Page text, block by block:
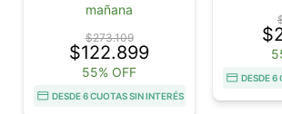
mañana
$273.109
$122.899
55% OFF
DESDE 6 CUOTAS SIN INTERÉS
DESDE 6